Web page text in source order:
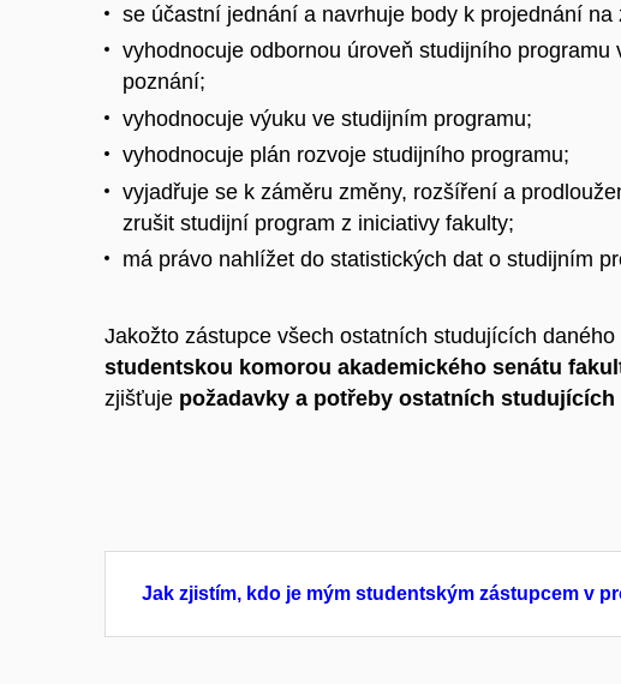
se účastní jednání a navrhuje body k projednání
vyhodnocuje odbornou úroveň studijního
poznání;
vyhodnocuje výuku ve studijním programu;
vyhodnocuje plán rozvoje studijního programu;
vyjadřuje se k záměru změny, rozšíření a
zrušit studijní program z iniciativy fakulty;
má právo nahlížet do statistických dat o studijním
Jakožto zástupce všech ostatních studujících
studentskou komorou akademického senátu
zjišťuje požadavky a potřeby ostatních studujících
Jak zjistím, kdo je mým studentským zástupcem v